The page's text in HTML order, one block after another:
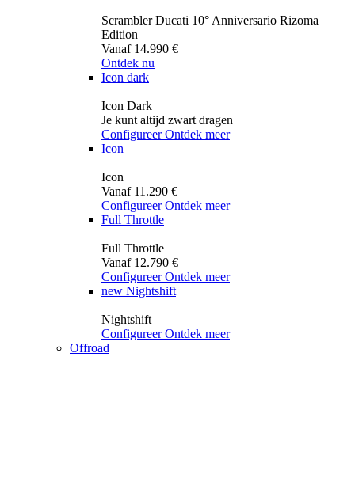
Scrambler Ducati 10° Anniversario Rizoma
Edition
Vanaf 14.990 €
Ontdek nu
Icon dark
Icon Dark
Je kunt altijd zwart dragen
Configureer Ontdek meer
Icon
Icon
Vanaf 11.290 €
Configureer Ontdek meer
Full Throttle
Full Throttle
Vanaf 12.790 €
Configureer Ontdek meer
new Nightshift
Nightshift
Configureer Ontdek meer
Offroad